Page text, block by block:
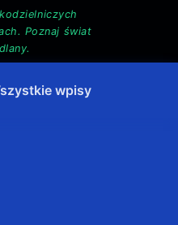
Poznaj świat
wpisy